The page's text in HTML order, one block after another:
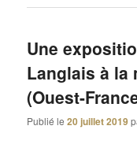
Une
Langlais à la
(Ouest-
Publié le20 juillet 2019